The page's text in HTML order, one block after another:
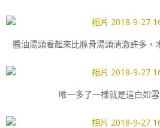
醬油湯頭看起來比豚骨湯頭清澈許多，
唯一多了一樣就是這白如